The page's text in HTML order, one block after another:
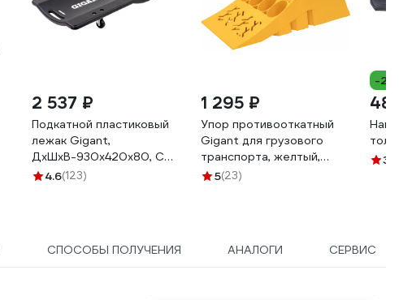
2 537 ₽
Подкатной пластиковый
лежак Gigant,
ДхШхВ-930х420х80, CC-
014.6(123)
1 295 ₽
Упор противооткатный
Gigant для грузового
транспорта, желтый,
477х225х198. GNDC-3
5(23)
-21%
489
3.8
СПОСОБЫ ПОЛУЧЕНИЯ АНАЛОГИ СЕРВИС